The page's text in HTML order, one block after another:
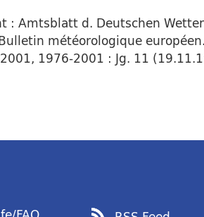
: Amtsblatt d. Deutschen
météorologique
1976-2001 : Jg. 11